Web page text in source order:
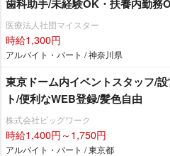
歯科助手/未経験OK・扶養内勤務
医療法人社団マイスター
時給1,300円
アルバイト・パート / 神奈川県
東京ドーム内イベントスタッフ/
ト/便利なWEB登録/髪色自由
株式会社ビッグワーク
時給1,400円～1,750円
アルバイト・パート / 東京都